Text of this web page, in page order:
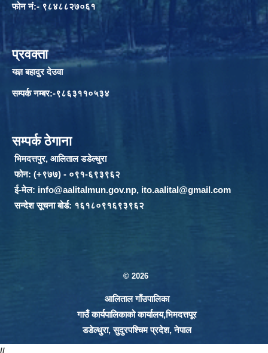
फोन नं:- ९८४८८२७०६१
प्रवक्ता
यज्ञ बहादुर देउवा
सम्पर्क नम्बर:-९८६३११०५३४
सम्पर्क ठेगाना
भिमदत्तपुर, आलिताल डडेल्धुरा
फोन: (+९७७) - ०९१-६९३९६२
ई-मेल: info@aalitalmun.gov.np, ito.aalital@gmail.com
सन्देश सूचना बोर्ड: १६१८०९१६९३९६२
© 2026
आलिताल गाँउपालिका
गाउँ कार्यपालिकाको कार्यालय,भिमदत्तपूर
डडेल्धुरा, सुदुरपश्चिम प्रदेश, नेपाल
//